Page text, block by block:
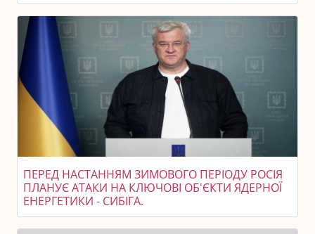
ПЕРЕД НАСТАННЯМ ЗИМОВОГО ПЕРІОДУ РОСІЯ
ПЛАНУЄ АТАКИ НА КЛЮЧОВІ ОБ'ЄКТИ ЯДЕРНОЇ
ЕНЕРГЕТИКИ - СИБІГА.